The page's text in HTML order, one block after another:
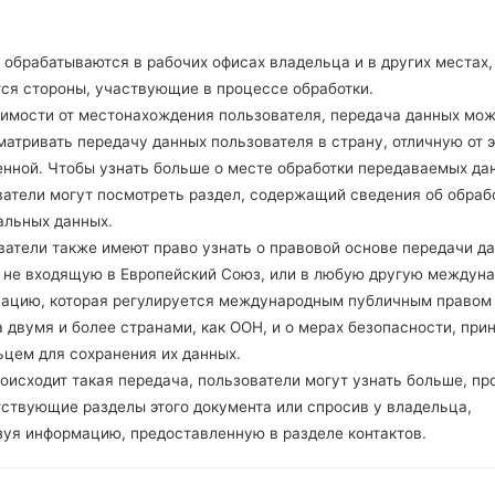
1) регион VIV(Brazil)
Q610BA добавлен файл
1) регион CLR(Brazil)
Q610BAдобавлен файл
1) регион BTM(Brazil)
Q610BAдобавлен файл
1) регион BRA(Brazil)
Q610EA
Q610EMдобавлен файл
Q610EMдобавлен файл
Q610EMдобавлен файл
Q610EMдобавлен файл
в рабочих офисах владельца и в других местах,
стороны, участвующие в процессе обработки.
от местонахождения пользователя, передача данных
передачу данных пользователя в страну, отличную от
Чтобы узнать больше о месте обработки передаваемых
могут посмотреть раздел, содержащий сведения об
данных.
также имеют право узнать о правовой основе передачи
не входящую в Европейский Союз, или в любую другую
которая регулируется международным публичным правом
двумя и более странами, как ООН, и о мерах безопасности,
для сохранения их данных.
такая передача, пользователи могут узнать больше,
разделы этого документа или спросив у владельца,
информацию, предоставленную в разделе контактов.